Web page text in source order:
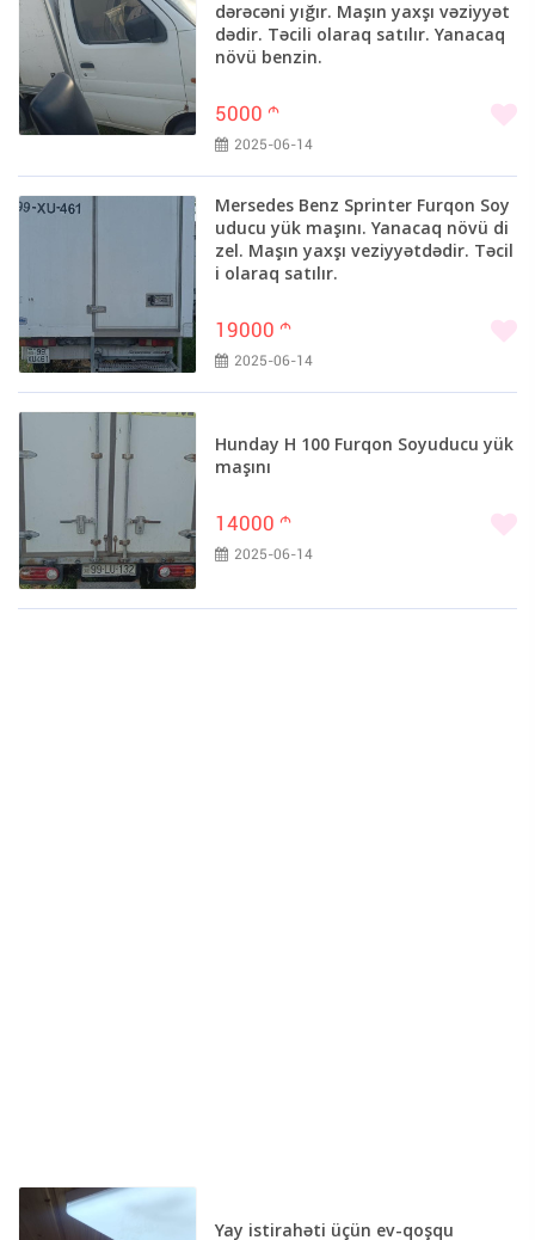
dərəcəni yığır. Maşın yaxşı vəziyyət
dədir. Təcili olaraq satılır. Yanacaq
növü benzin.
5000 m
2025-06-14
Mersedes Benz Sprinter Furqon Soy
uducu yük maşını. Yanacaq növü di
zel. Maşın yaxşı veziyyətdədir. Təcil
i olaraq satılır.
19000 m
2025-06-14
Hunday H 100 Furqon Soyuducu yük
maşını
14000 m
2025-06-14
Yay istirahəti üçün ev-qoşqu